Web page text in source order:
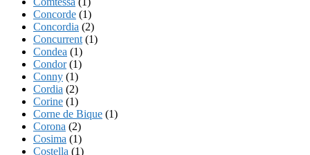
Concorde (1)
Concordia (2)
Concurrent (1)
Condea (1)
Condor(1)
Conny (1)
Cordia (2)
Corine (1)
Corne de Bique (1)
Corona (2)
Cosima (1)
Costella (1)